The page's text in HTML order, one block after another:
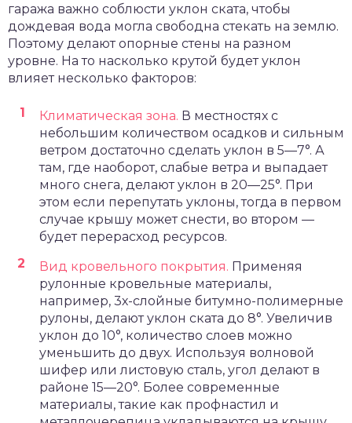
гаража важно соблюсти уклон ската, чтобы
дождевая вода могла свободна стекать на землю.
Поэтому делают опорные стены на разном
уровне. На то насколько крутой будет уклон
влияет несколько факторов:
Климатическая зона. В местностях с
небольшим количеством осадков и сильным
ветром достаточно сделать уклон в 5—7°. А
там, где наоборот, слабые ветра и выпадает
много снега, делают уклон в 20—25°. При
этом если перепутать уклоны, тогда в первом
случае крышу может снести, во втором —
будет перерасход ресурсов.
Вид кровельного покрытия. Применяя
рулонные кровельные материалы,
например, 3х-слойные битумно-полимерные
рулоны, делают уклон ската до 8°. Увеличив
уклон до 10°, количество слоев можно
уменьшить до двух. Используя волновой
шифер или листовую сталь, угол делают в
районе 15—20°. Более современные
материалы, такие как профнастил и